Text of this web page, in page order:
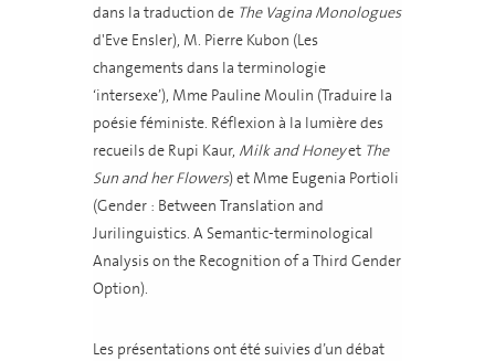
dans la traduction de The Vagina Monologues
d'Eve Ensler), M. Pierre Kubon (Les
changements dans la terminologie
‘intersexe’), Mme Pauline Moulin (Traduire la
poésie féministe. Réflexion à la lumière des
recueils de Rupi Kaur, Milk and Honeyet The
Sun and her Flowers) et Mme Eugenia Portioli
(Gender : Between Translation and
Jurilinguistics. A Semantic-terminological
Analysis on the Recognition of a Third Gender
Option).
Les présentations ont été suivies d’un débat